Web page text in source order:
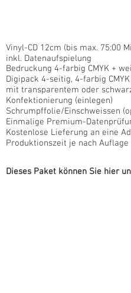
Vinyl-CD 12cm (bis max. 75:00
inkl. Datenaufspielung
Bedruckung 4-farbig CMYK +
Digipack 4-seitig, 4-farbig CMYK
mit transparentem oder
Konfektionierung (einlegen)
Schrumpffolie/Einschweissen
Einmalige Premium-
Kostenlose Lieferung an eine
Produktionszeit je nach
Dieses Paket können Sie hier